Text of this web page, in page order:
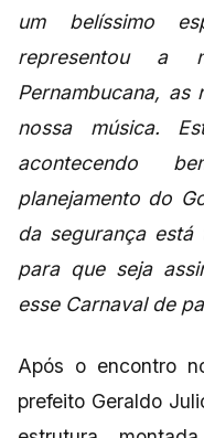
um belíssimo
representou a
Pernambucana,
nossa música.
acontecendo
planejamento do
da segurança
para que seja
esse Carnaval de
Após o encontro
prefeito Geraldo